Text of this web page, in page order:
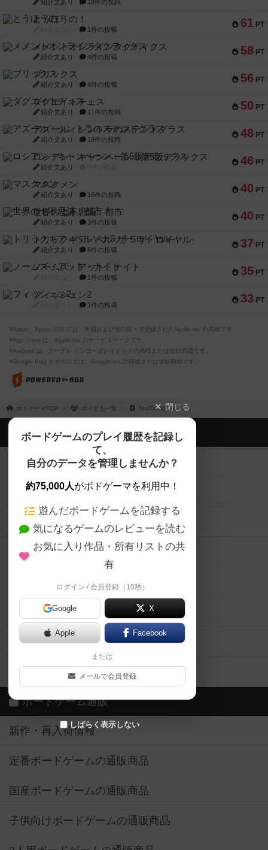
紹介文あり 18件の投稿
61 PT
とうほうの！
1件の投稿
58 PT
メメントオンラインタクティクス
紹介文あり 4件の投稿
56 PT
ブリックス
紹介文あり 4件の投稿
50 PT
ダグエイトチェス
紹介文あり 11件の投稿
48 PT
アズール：シントラのステンドグラス
紹介文あり 18件の投稿
46 PT
ロシアン・キャンペーン：第5版デラックス
紹介文あり
40 PT
マスクメン
紹介文あり 16件の投稿
40 PT
世界の七不思議：都市
紹介文あり 3件の投稿
37 PT
トリックギア - ペルソナ5 ザ・ロイヤル-
紹介文あり 6件の投稿
35 PT
ノームズ・アット・ナイト
1件の投稿
33 PT
フィッシェン2
1件の投稿
※Apple、Apple のロゴ は、米国および他の国々で登録されたApple Inc.の商標です。
※App Store は、Apple Inc.のサービスマークです。
※Android は、グーグル インコーポレイテッドの商標または登録商標です。
※Google Play とそのロゴは、Google Inc.の商標または登録商標です。
ボドゲーマTOP ボドとも一覧 TamTakSpiele閉じる
ボードゲームのプレイ履歴を記録し
て、
自分のデータを管理しませんか？
約75,000人がボドゲーマを利用中！
遊んだボードゲームを記録する
気になるゲームのレビューを読む
お気に入り作品・所有リストの共
有
ログイン / 会員登録（10秒）
Google X
Apple Facebook
または
メールで会員登録
しばらく表示しない
ボドゲーマTOP
ボードゲームを検索する
ボードゲームの新着レビュー
ボードゲーム会情報
メカニクス特集
掲示板・トピックス
ボドとも・会員一覧
ボードゲーム業界コラム
ボドゲーマご利用案内
ボードゲーム通販
新作・再入荷情報
定番ボードゲームの通販商品
国産ボードゲームの通販商品
子供向けボードゲームの通販商品